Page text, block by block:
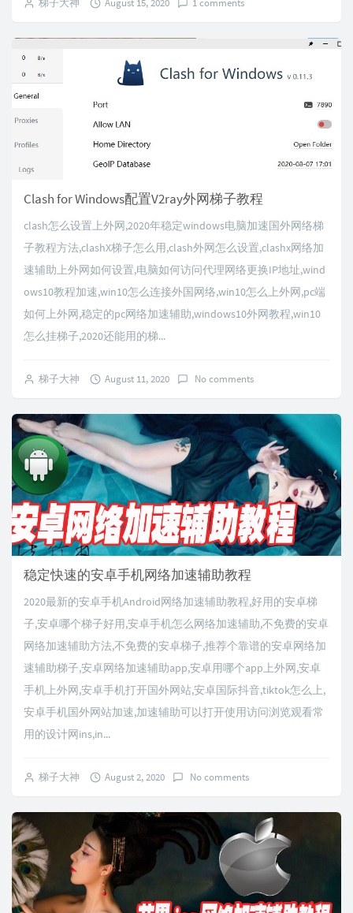
梯子大神 August 15, 2020 1 comments
Clash for Windows配置V2ray外网梯子教程
clash怎么设置上外网,2020年稳定windows电脑加速国外网络梯
子教程方法,clashX梯子怎么用,clash外网怎么设置,clashx网络加
速辅助上外网如何设置,电脑如何访问代理网络更换IP地址,wind
ows10教程加速,win10怎么连接外国网络,win10怎么上外网,pc端
如何上外网,稳定的pc网络加速辅助,windows10外网教程,win10
怎么挂梯子,2020还能用的梯...
梯子大神 August 11, 2020 No comments
稳定快速的安卓手机网络加速辅助教程
2020最新的安卓手机Android网络加速辅助教程,好用的安卓梯
子,安卓哪个梯子好用,安卓手机怎么网络加速辅助,不免费的安卓
网络加速辅助方法,不免费的安卓梯子,推荐个靠谱的安卓网络加
速辅助梯子,安卓网络加速辅助app,安卓用哪个app上外网,安卓
手机上外网,安卓手机打开国外网站,安卓国际抖音,tiktok怎么上,
安卓手机国外网站加速,加速辅助可以打开使用访问浏览观看常
用的设计网ins,in...
梯子大神 August 2, 2020 No comments